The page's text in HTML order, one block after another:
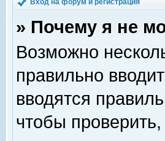
Вход на форум и регистрация
» Почему я не
Возможно
правильно
вводятся
чтобы